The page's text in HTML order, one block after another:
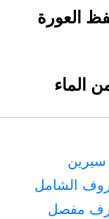
العورة
الماء
سيرين
الشامل
مفصل